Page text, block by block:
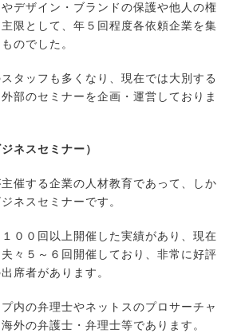
デザイン・ブランドの保護や他人の権
限として、年５回程度各依頼企業を集
のでした。
タッフも多くなり、現在では大別する
部のセミナーを企画・運営しておりま
ネスセミナー）
催する企業の人材教育であって、しか
ネスセミナーです。
００回以上開催した実績があり、現在
々５～６回開催しており、非常に好評
席者があります。
内の弁理士やネットスのプロサーチャ
外の弁護士・弁理士等であります。